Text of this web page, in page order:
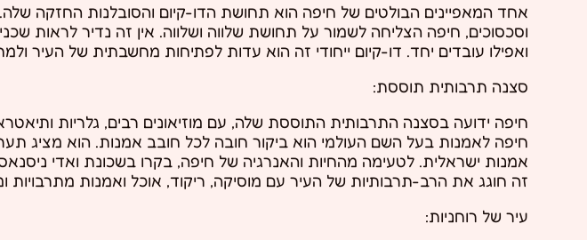
אחד המאפיינים הבולטים של חיפה הוא תחושת הדו-קיום והסובלנות החזקה
וסכסוכים, חיפה הצליחה לשמור על תחושת שלווה ושלווה. אין זה נדיר לראות
ואפילו עובדים יחד. דו-קיום ייחודי זה הוא עדות לפתיחות מחשבתית של העיר
סצנה תרבותית תוססת:
חיפה ידועה בסצנה התרבותית התוססת שלה, עם מוזיאונים רבים, גלריות
חיפה לאמנות בעל השם העולמי הוא ביקור חובה לכל חובב אמנות. הוא מציג
אמנות ישראלית. לטעימה מהחיות והאנרגיה של חיפה, בקרו בשכונת ואדי
זה חוגג את הרב-תרבותיות של העיר עם מוסיקה, ריקוד, אוכל ואמנות מתרבויות
עיר של רוחניות: